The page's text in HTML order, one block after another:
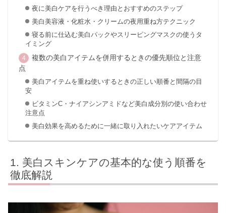
夜に美白ケアを行うべき理由とおすすめのステップ
美白美容液・化粧水・クリームの夜用重ね方テクニック
寝る前に仕込む美白パックやスリーピングマスクの使うタ
イミング
複数の美白アイテムを併用するときの優先順位と注意
点
美白アイテムを重ね使いするときの正しい順番と間隔の目
安
ビタミンC・ナイアシンアミドなど美白成分別の使い合わせ
注意点
美白効果を高めるために一緒に取り入れたいケアアイテム
美白スキンケアの基本的な使う順番を
徹底解説